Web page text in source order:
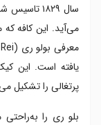
سال ۱۸۲۹
می‌آید. این کافه‌ که
یافته است. این
پرتغالی را تشکیل
بلو ری را